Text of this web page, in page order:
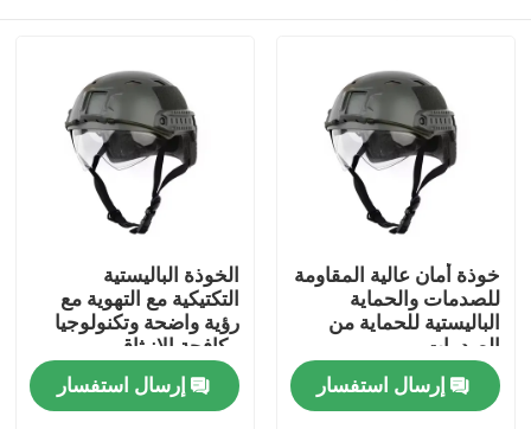
خوذة أمان عالية المقاومة
للصدمات والحماية
الباليستية للحماية من
الصدمات
إرسال استفسار
الخوذة الباليستية
التكتيكية مع التهوية مع
رؤية واضحة وتكنولوجيا
مكافحة الانبثاق
إرسال استفسار